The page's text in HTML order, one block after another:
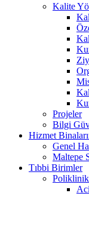
Kalite
Projeler
Bilgi
Hizmet
Genel
Maltepe
Tıbbi Birimler